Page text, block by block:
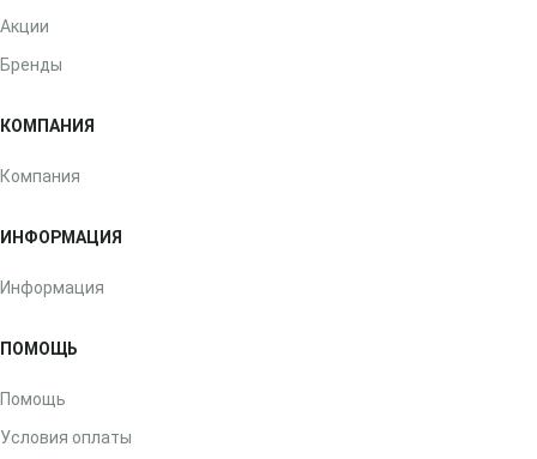
Акции
Бренды
КОМПАНИЯ
Компания
ИНФОРМАЦИЯ
Информация
ПОМОЩЬ
Помощь
Условия оплаты